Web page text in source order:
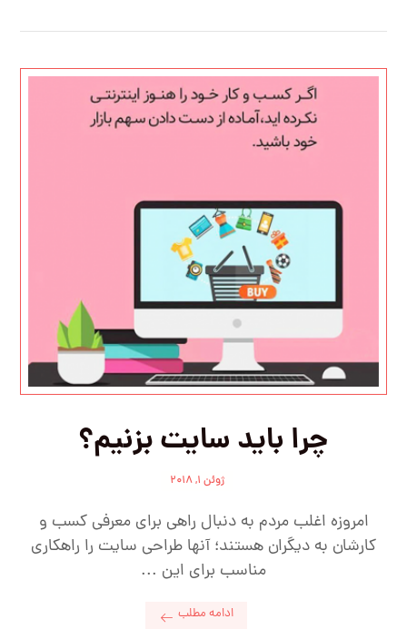
چرا باید سایت بزنیم؟
ژوئن ۱, ۲۰۱۸
امروزه اغلب مردم به دنبال راهی برای معرفی کسب و
کارشان به دیگران هستند؛ آنها طراحی سایت را راهکاری
مناسب برای این ...
ادامه مطلب